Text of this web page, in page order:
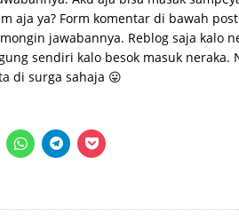
aja ya? Form komentar di bawah
jawabannya. Reblog saja kalo
sendiri kalo besok masuk neraka.
di surga sahaja 😛
Click
to
in
Click
to
in
Click
to
in